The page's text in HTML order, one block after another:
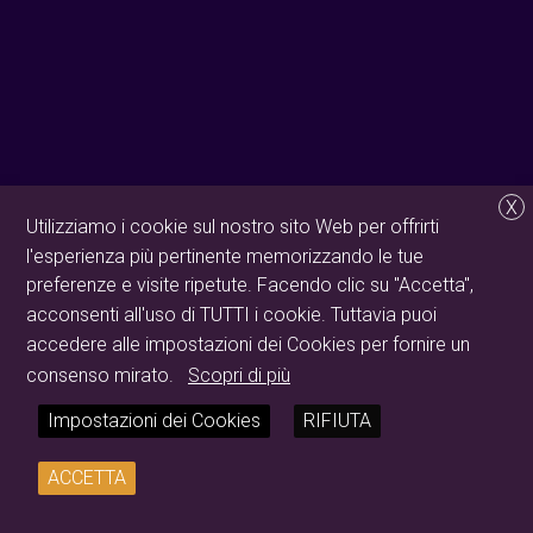
X
Utilizziamo i cookie sul nostro sito Web per offrirti
l'esperienza più pertinente memorizzando le tue
preferenze e visite ripetute. Facendo clic su "Accetta",
acconsenti all'uso di TUTTI i cookie. Tuttavia puoi
accedere alle impostazioni dei Cookies per fornire un
consenso mirato.
Scopri di più
Impostazioni dei Cookies
RIFIUTA
ACCETTA